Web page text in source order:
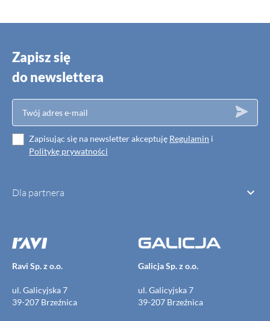
Zapisz się
do newslettera
Zapisując się na newsletter akceptuję Regulamin i
Politykę prywatności
Dla partnera 
Ravi Sp. z o.o.
ul. Galicyjska 7
39-207 Brzeźnica
Galicja Sp. z o.o.
ul. Galicyjska 7
39-207 Brzeźnica